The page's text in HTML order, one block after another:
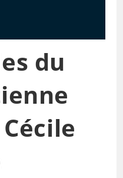
du